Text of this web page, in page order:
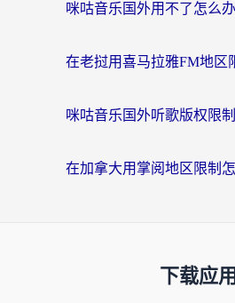
下载应用